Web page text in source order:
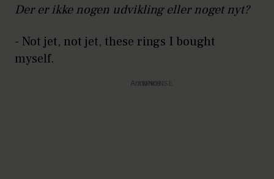
Der er ikke nogen udvikling eller noget nyt?
- Not jet, not jet, these rings I bought
myself.
Annonce